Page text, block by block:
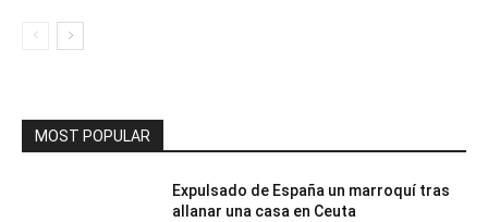
MOST POPULAR
Expulsado de España un marroquí tras
allanar una casa en Ceuta